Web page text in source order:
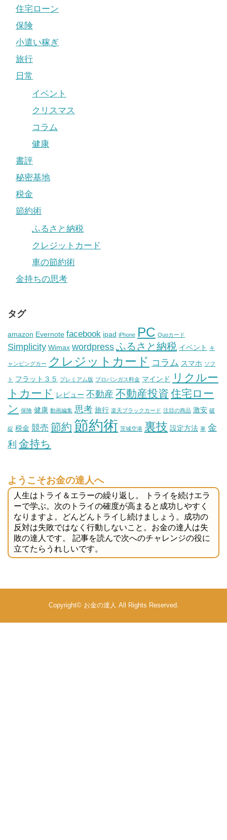
住宅ローン
保険
小遣い稼ぎ
旅行
日常
イベント
クリスマス
コラム
健康
書評
秘密基地
税金
節約術
ふるさと納税
クレジットカード
車の節約術
金持ちの思考
タグ
amazon Evernote facebook ipad iPhone PC Quoカード
Simplicity Wimax wordpressふるさと納税 イベント キ
ャンピングカー クレジットカード コラム スマホ ソフ
ト フラット３５ プレミアム版 プロパンガス料金 マインド
リクルー
トカード
レビュー 不動産 不動産投資 住宅ロー
ン 保険 健康 動画編集 思考 旅行 楽天ブラックカード 注目の商品 激安 破
綻 税金 競売 節約 節約術 茨城空港 裏技 設定方法 車 金
利 金持ち
ようこそお金の達人へ
人生はトライ＆エラーの繰り返し。 トライを続けエラ
ーで学ぶ。次のトライの確度が高まると成功しやすく
なりますよ。どんどんトライし続けましょう。成功の
反対は失敗ではなく行動しないこと。お金の達人は失
敗の達人です。 記事を読んで次へのチャレンジの役に
立てたらうれしいです。
Copyright© お金の達人 All Rights Reserved.